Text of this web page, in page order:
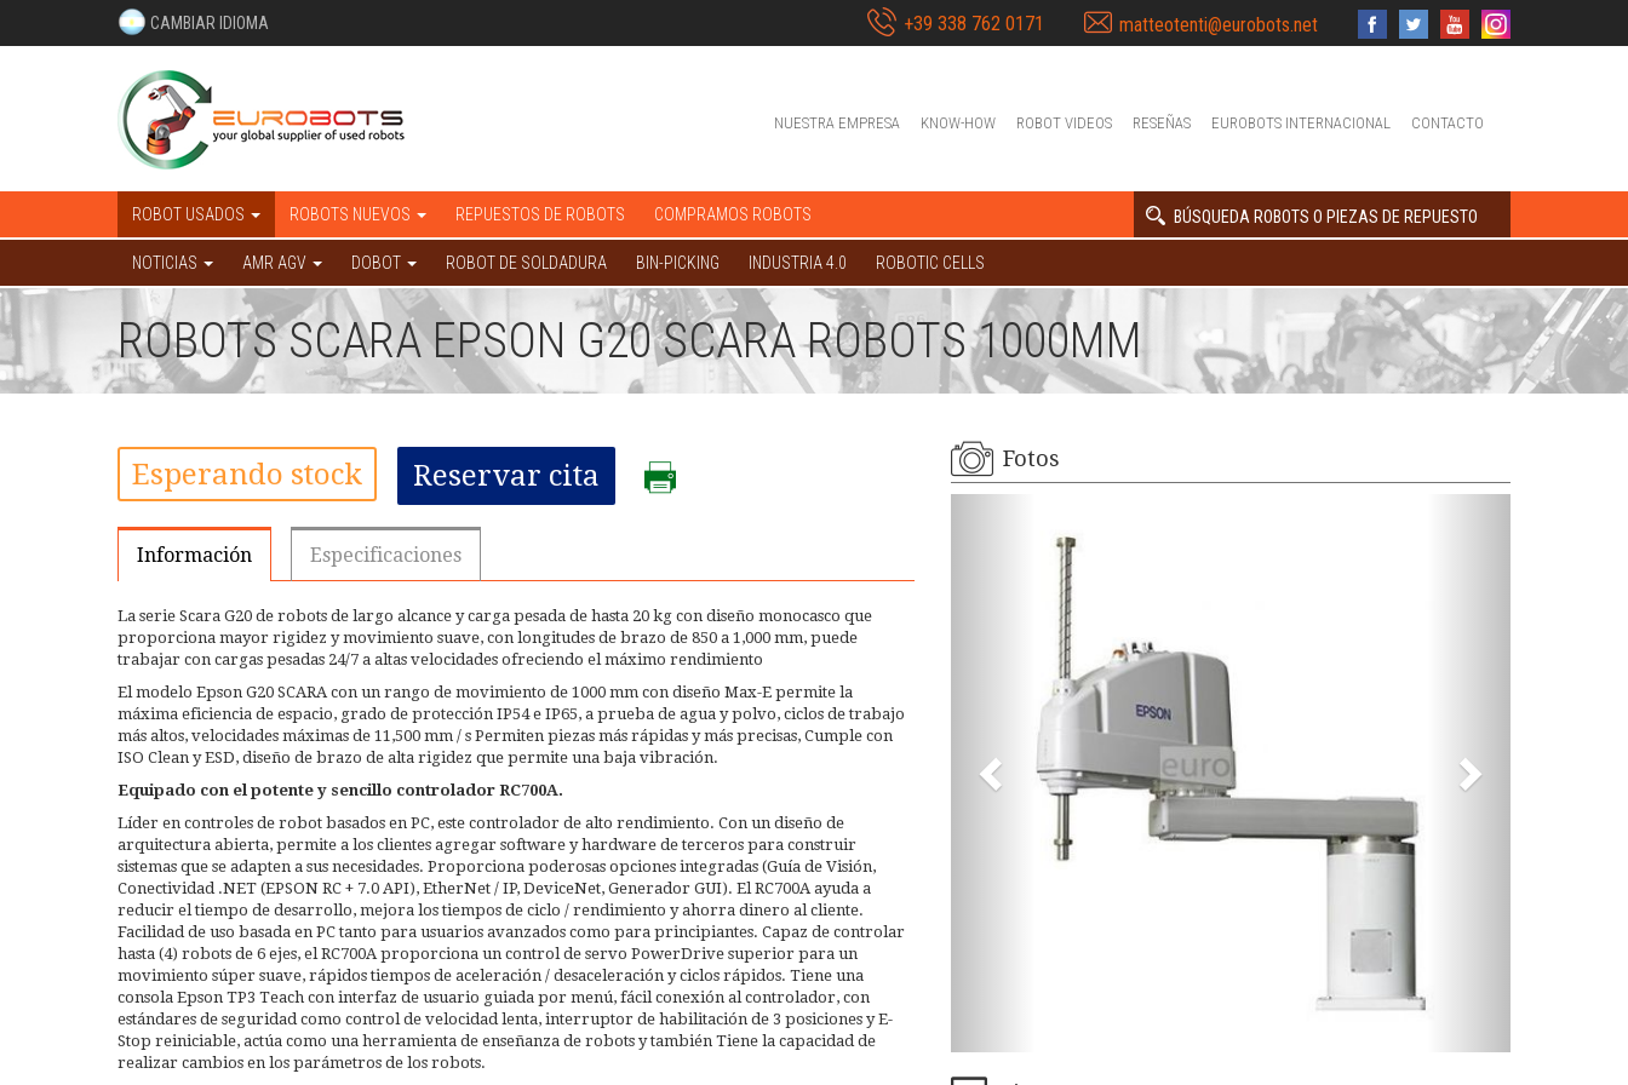
CAMBIAR IDIOMA +39 338 762 0171 matteotenti@eurobots.net
NUESTRA EMPRESA KNOW-HOW ROBOT VIDEOS RESEÑAS EUROBOTS INTERNACIONAL CONTACTO
ROBOT USADOS ROBOTS NUEVOS REPUESTOS DE ROBOTS COMPRAMOS ROBOTS BÚSQUEDA ROBOTS O PIEZAS DE REPUESTO
NOTICIAS AMR AGV DOBOT ROBOT DE SOLDADURA BIN-PICKING INDUSTRIA 4.0 ROBOTIC CELLS
ROBOTS SCARA EPSON G20 SCARA ROBOTS 1000MM
Esperando stock Reservar cita
Información Especificaciones
La serie Scara G20 de robots de largo alcance y carga pesada de hasta 20 kg con diseño monocasco que
proporciona mayor rigidez y movimiento suave, con longitudes de brazo de 850 a 1,000 mm, puede
trabajar con cargas pesadas 24/7 a altas velocidades ofreciendo el máximo rendimiento
El modelo Epson G20 SCARA con un rango de movimiento de 1000 mm con diseño Max-E permite la
máxima eficiencia de espacio, grado de protección IP54 e IP65, a prueba de agua y polvo, ciclos de trabajo
más altos, velocidades máximas de 11,500 mm / s Permiten piezas más rápidas y más precisas, Cumple con
ISO Clean y ESD, diseño de brazo de alta rigidez que permite una baja vibración.
Equipado con el potente y sencillo controlador RC700A.
Líder en controles de robot basados ​​en PC, este controlador de alto rendimiento. Con un diseño de
arquitectura abierta, permite a los clientes agregar software y hardware de terceros para construir
sistemas que se adapten a sus necesidades. Proporciona poderosas opciones integradas (Guía de Visión,
Conectividad .NET (EPSON RC + 7.0 API), EtherNet / IP, DeviceNet, Generador GUI). El RC700A ayuda a
reducir el tiempo de desarrollo, mejora los tiempos de ciclo / rendimiento y ahorra dinero al cliente.
Facilidad de uso basada en PC tanto para usuarios avanzados como para principiantes. Capaz de controlar
hasta (4) robots de 6 ejes, el RC700A proporciona un control de servo PowerDrive superior para un
movimiento súper suave, rápidos tiempos de aceleración / desaceleración y ciclos rápidos. Tiene una
consola Epson TP3 Teach con interfaz de usuario guiada por menú, fácil conexión al controlador, con
estándares de seguridad como control de velocidad lenta, interruptor de habilitación de 3 posiciones y E-
Stop reiniciable, actúa como una herramienta de enseñanza de robots y también Tiene la capacidad de
realizar cambios en los parámetros de los robots.
Fotos